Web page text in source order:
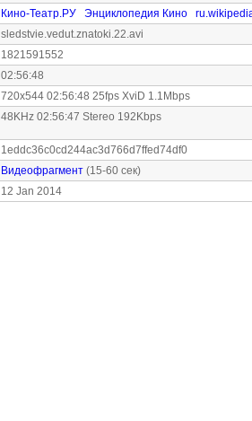
Кино-Театр.РУ Энциклопедия Кино
sledstvie.vedut.znatoki.22.avi
1821591552
02:56:48
720x544 02:56:48 25fps XviD 1.1Mbps
48KHz 02:56:47 Stereo 192Kbps
1eddc36c0cd244ac3d766d7ffed74df0
Видеофрагмент (15-60 сек)
12 Jan 2014